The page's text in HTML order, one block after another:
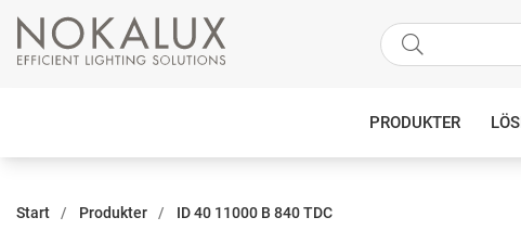
PRODUKTER
Start Produkter ID 40 11000 B 840 TDC